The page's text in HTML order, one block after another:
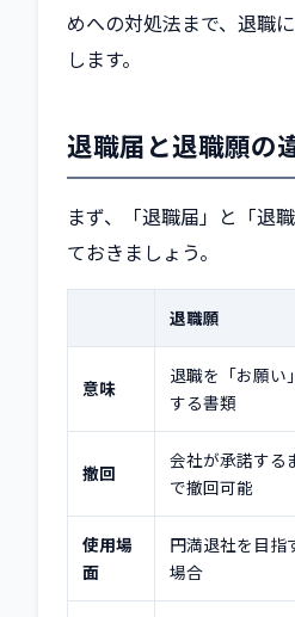
めへの対処法まで、退職
します。
退職届と退職願の
まず、「退職届」と「退
ておきましょう。
退職願
意味
退職を「お願い」
する書類
撤回
会社が承諾する
で撤回可能
使用場
面
円満退社を目指
場合